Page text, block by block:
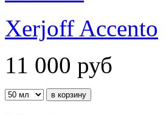
Xerjoff Accento
11 000 руб